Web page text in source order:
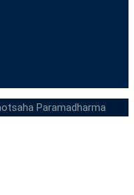
Paramadharma